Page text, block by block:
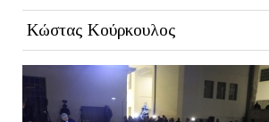
Κώστας Κούρκουλος